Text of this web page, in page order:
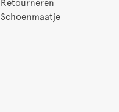
Retourneren
Schoenmaatje